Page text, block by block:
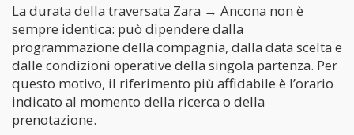
La durata della traversata Zara → Ancona non è
sempre identica: può dipendere dalla
programmazione della compagnia, dalla data scelta e
dalle condizioni operative della singola partenza. Per
questo motivo, il riferimento più affidabile è l’orario
indicato al momento della ricerca o della
prenotazione.